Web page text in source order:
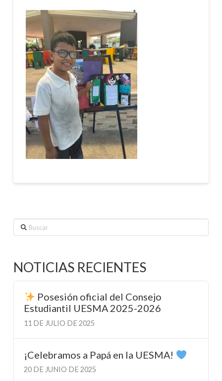
Buscar
NOTICIAS RECIENTES
Posesión oficial del Consejo
Estudiantil UESMA 2025-2026
11 DE JULIO DE 2025
¡Celebramos a Papá en la UESMA!
20 DE JUNIO DE 2025